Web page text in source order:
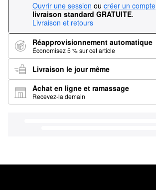
Ouvrir une session ou créer un compte
livraison standard GRATUITE.
Livraison et retours
Réapprovisionnement automatique
Économisez 5 % sur cet article
Livraison le jour même
Achat en ligne et ramassage
Recevez-la demain